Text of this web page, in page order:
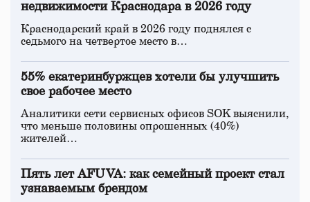
недвижимости Краснодара в 2026 году
Краснодарский край в 2026 году поднялся с
седьмого на четвертое место в…
55% екатеринбуржцев хотели бы улучшить
свое рабочее место
Аналитики сети сервисных офисов SOK выяснили,
что меньше половины опрошенных (40%)
жителей…
Пять лет AFUVA: как семейный проект стал
узнаваемым брендом